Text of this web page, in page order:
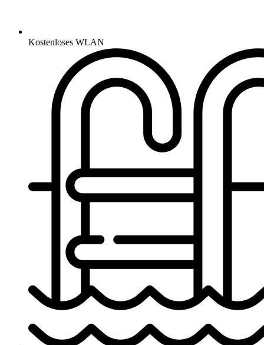
Kostenloses WLAN